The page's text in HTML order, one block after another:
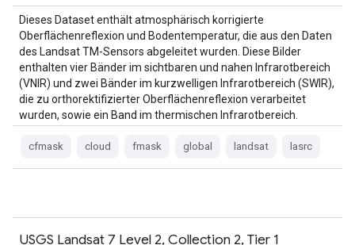
Dieses Dataset enthält atmosphärisch korrigierte
Oberflächenreflexion und Bodentemperatur, die aus den Daten
des Landsat TM-Sensors abgeleitet wurden. Diese Bilder
enthalten vier Bänder im sichtbaren und nahen Infrarotbereich
(VNIR) und zwei Bänder im kurzwelligen Infrarotbereich (SWIR),
die zu orthorektifizierter Oberflächenreflexion verarbeitet
wurden, sowie ein Band im thermischen Infrarotbereich.
cfmask cloud fmask global landsat lasrc
USGS Landsat 7 Level 2, Collection 2, Tier 1